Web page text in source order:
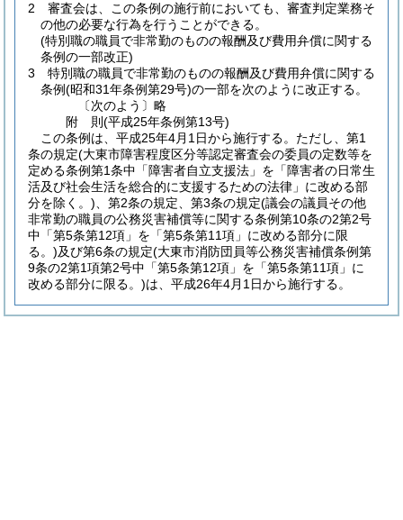
2
審査会は、この条例の施行前においても、審査判定業務そ
の他の必要な行為を行うことができる。
(特別職の職員で非常勤のものの報酬及び費用弁償に関する
条例の一部改正)
3
特別職の職員で非常勤のものの報酬及び費用弁償に関する
条例(昭和31年条例第29号)の一部を次のように改正する。
〔次のよう〕略
附 則(平成25年条例第13号)
この条例は、平成25年4月1日から施行する。 ただし、第1
条の規定(大東市障害程度区分等認定審査会の委員の定数等を
定める条例第1条中「障害者自立支援法」を「障害者の日常生
活及び社会生活を総合的に支援するための法律」に改める部
分を除く。) 、第2条の規定、第3条の規定(議会の議員その他
非常勤の職員の公務災害補償等に関する条例第10条の2第2号
中「第5条第12項」を「第5条第11項」に改める部分に限
る。)及び第6条の規定(大東市消防団員等公務災害補償条例第
9条の2第1項第2号中「第5条第12項」を「第5条第11項」に
改める部分に限る。)は、平成26年4月1日から施行する。